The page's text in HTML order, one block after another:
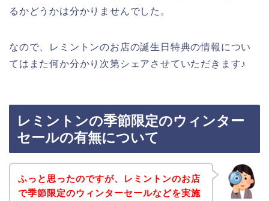
るかどうかは分かりませんでした。
なので、レミントンのお店の誕生日特典の情報につい
てはまた何か分かり次第シェアさせていただきます♪
レミントンの季節限定のウィンター
セールの有無について
ふっと思ったのですが、レミントンのお店
で季節限定のウィンターセールなどを実施